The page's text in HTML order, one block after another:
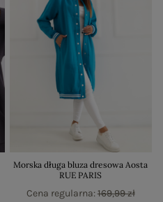
Morska długa bluza dresowa Aosta
RUE PARIS
Cena regularna:169,99 zł